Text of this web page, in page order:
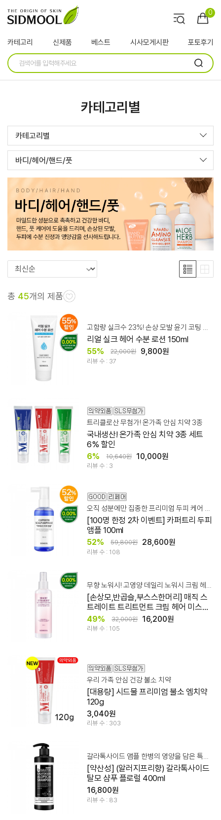
0
카테고리 신제품 베스트 시사모게시판 포토후기
카테고리별
카테고리별
바디/헤어/핸드/풋
총 45개의 제품
고함량 실크수 23%! 손상 모발 윤기 코팅 로션
리얼 실크 헤어 수분 로션 150ml
55% 22,000원 9,800원
리뷰 수 : 37
트리클로산 무첨가! 온가족 안심 치약 3종
국내생산! 온가족 안심 치약 3종 세트
6% 할인
6% 10,640원 10,000원
리뷰 수 : 3
오직 성분에만 집중한 프리미엄 두피 케어 앰플
[100명 한정 2차 이벤트] 카퍼트리 두피
앰플 100ml
52% 59,800원 28,600원
리뷰 수 : 108
[손상모,반곱슬,부스스한머리] 매직 스
트레이트 트리트먼트 크림 헤어 미스트
200ml
49% 32,000원 16,200원
리뷰 수 : 105
우리 가족 안심 건강 불소 치약
[대용량] 시드물 프리미엄 불소 엠치약
120g
3,040원
리뷰 수 : 303
갈라톡사이드 앰플 한병의 영양을 담은 특별함
[약산성] (알러지프리향) 갈라톡사이드
탈모 샴푸 플로럴 400ml
16,800원
리뷰 수 : 83